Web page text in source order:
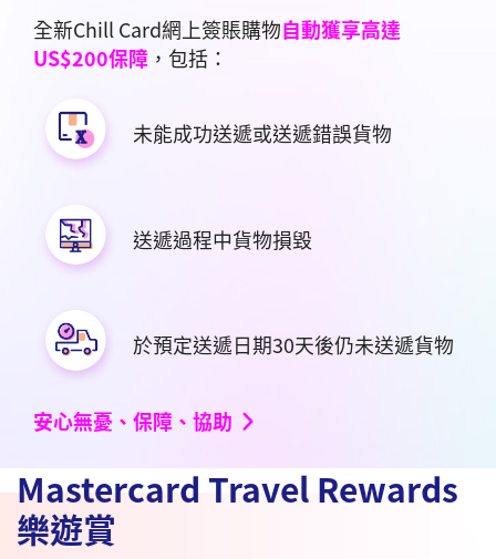
全新Chill Card網上簽賬購物自動獲享高達
US$200保障 ，包括：
未能成功送遞或送遞錯誤貨物
送遞過程中貨物損毀
於預定送遞日期30天後仍未送遞貨物
安心無憂、保障、協助
Mastercard Travel Rewards
樂遊賞